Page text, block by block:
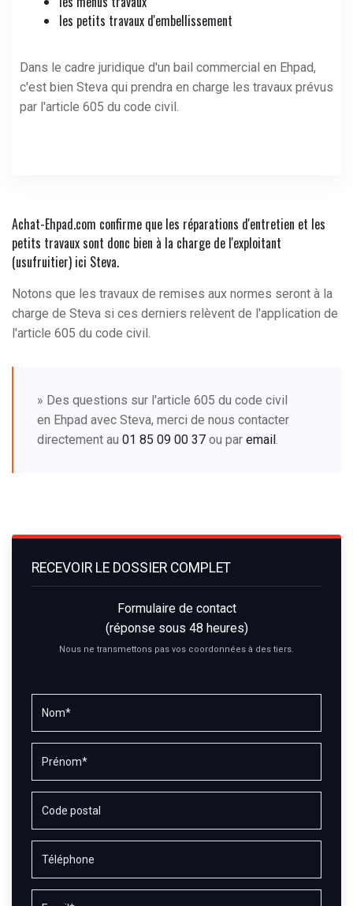
les petits travaux d'embellissement
Dans le cadre juridique d'un bail commercial en Ehpad,
c'est bien Steva qui prendra en charge les travaux prévus
par l'article 605 du code civil.
Achat-Ehpad.com confirme que les réparations d'entretien et les
petits travaux sont donc bien à la charge de l'exploitant
(usufruitier) ici Steva.
Notons que les travaux de remises aux normes seront à la
charge de Steva si ces derniers relèvent de l'application de
l'article 605 du code civil.
» Des questions sur l'article 605 du code civil
en Ehpad avec Steva, merci de nous contacter
directement au 01 85 09 00 37 ou par email .
RECEVOIR LE DOSSIER COMPLET
Formulaire de contact
(réponse sous 48 heures)
Nous ne transmettons pas vos coordonnées à des tiers.